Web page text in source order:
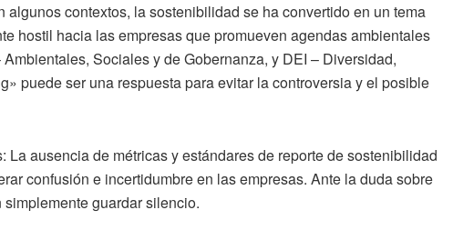
contextos, la sostenibilidad se ha convertido en un tema
hostil hacia las empresas que promueven agendas ambientales
Sociales y de Gobernanza, y DEI – Diversidad,
puede ser una respuesta para evitar la controversia y el posible
La ausencia de métricas y estándares de reporte de sostenibilidad
confusión e incertidumbre en las empresas. Ante la duda sobre
guardar silencio.